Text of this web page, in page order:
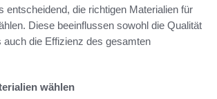
entscheidend, die richtigen Materialien für
Diese beeinflussen sowohl die Qualität
die Effizienz des gesamten
wählen